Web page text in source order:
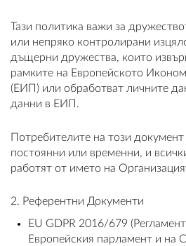
Тази политика важи за
или непряко контролирани
дъщерни дружества, които
рамките на Европейското
(ЕИП) или обработват личните
данни в ЕИП.
Потребителите на този
постоянни или временни, и
работят от името на
2. Референтни Документи
EU GDPR 2016/679
Европейския парламент и на
ВХОД
КОНТАКТИ
УСЛОВИЯ ЗА ДОСТАВКА